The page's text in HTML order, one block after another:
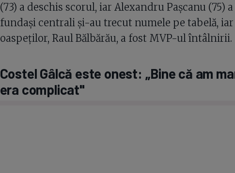
(73) a deschis scorul, iar Alexandru Pașcanu (75)
fundași centrali și-au trecut numele pe tabelă,
oaspeților, Raul Bălbărău, a fost MVP-ul întâlnirii.
Costel Gâlcă este onest: „Bine că am
era complicat"